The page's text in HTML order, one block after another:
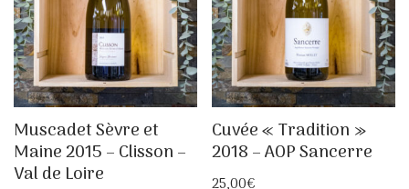
Muscadet Sèvre et
Maine 2015 – Clisson –
Val de Loire
Cuvée « Tradition »
2018 – AOP Sancerre
25,00€